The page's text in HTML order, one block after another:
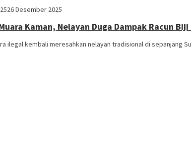
26 Desember 2025
Kaman, Nelayan Duga Dampak Racun
ilegal kembali meresahkan nelayan tradisional di sepanjang